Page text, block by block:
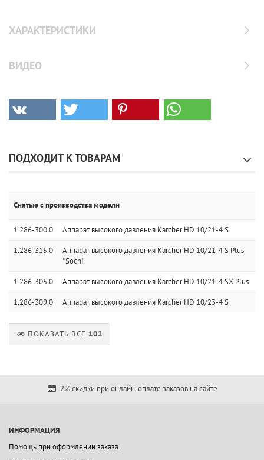
ХАРАКТЕРИСТИКИ
ВИДЕО
ПОДХОДИТ К ТОВАРАМ
Снятые с производства модели
1.286-300.0 Аппарат высокого давления Karcher HD 10/21-4 S
1.286-315.0
Аппарат высокого давления Karcher HD 10/21-4 S Plus
*Sochi
1.286-305.0 Аппарат высокого давления Karcher HD 10/21-4 SX Plus
1.286-309.0 Аппарат высокого давления Karcher HD 10/23-4 S
ПОКАЗАТЬ ВСЕ 102
2% скидки при онлайн-оплате заказов на сайте
ИНФОРМАЦИЯ
Помощь при оформлении заказа